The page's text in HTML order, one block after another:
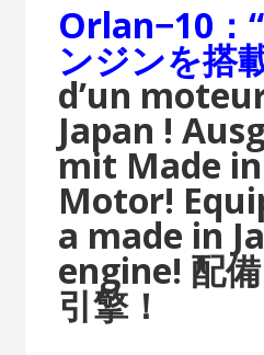
Orlan−10：
ンジンを搭
d’un
Japan !
mit Made in
Motor!
a made in
engine! 配
引擎！